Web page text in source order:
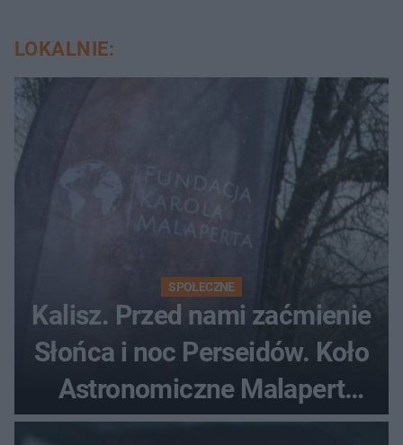
LOKALNIE:
SPOŁECZNE
Kalisz. Przed nami zaćmienie
Słońca i noc Perseidów. Koło
Astronomiczne Malapert
zaprasza na wspólne